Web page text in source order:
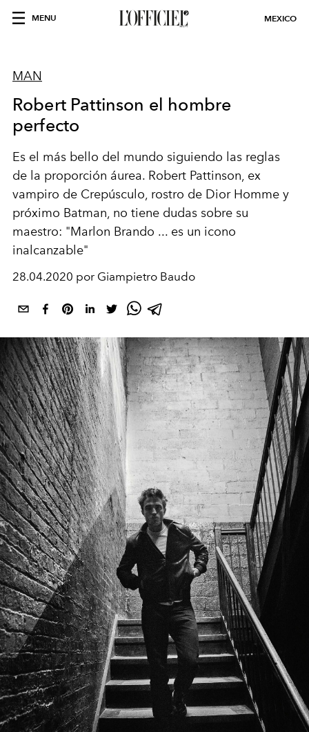
MENU MEXICO
MAN
Robert Pattinson el hombre
perfecto
Es el más bello del mundo siguiendo las reglas
de la proporción áurea. Robert Pattinson, ex
vampiro de Crepúsculo, rostro de Dior Homme y
próximo Batman, no tiene dudas sobre su
maestro: "Marlon Brando ... es un icono
inalcanzable"
28.04.2020 por Giampietro Baudo